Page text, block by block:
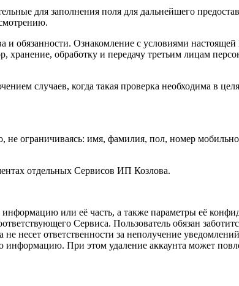
для заполнения поля для дальнейшего
и обязанности. Ознакомление с условиями
хранение, обработку и передачу третьим лицам
случаев, когда такая проверка необходима в
ограничиваясь: имя, фамилия, пол, номер
отдельных Сервисов ИП Козлова.
или её часть, а также параметры её
Сервиса. Пользователь обязан
ответственности за неполучение
информацию. При этом удаление аккаунта может